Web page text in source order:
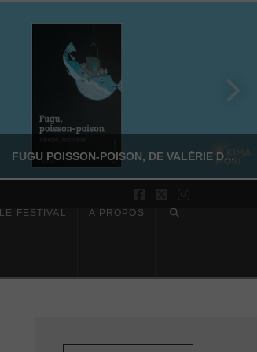
FUGU POISSON-POISON, DE VALÉRIE DOUNIAUX
Facebook
X
LE FESTIVAL À PROPOS